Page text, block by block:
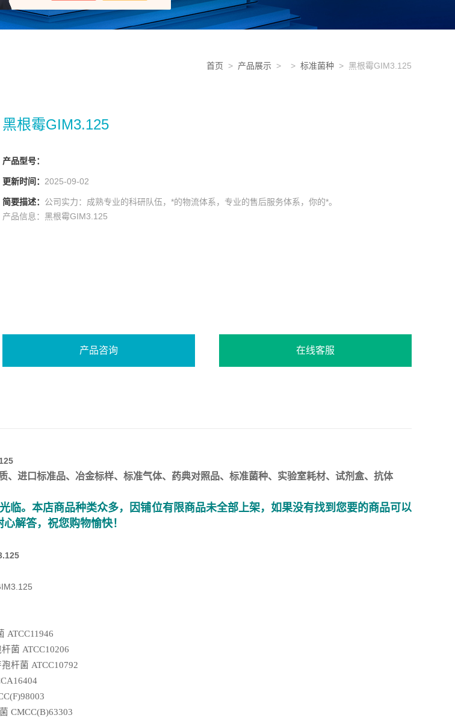
首页 > 产品展示 > > 标准菌种 > 黑根霉GIM3.125
黑根霉GIM3.125
产品型号：
更新时间： 2025-09-02
简要描述： 公司实力：成熟专业的科研队伍，*的物流体系，专业的售后服务体系，你的*。
产品信息：黑根霉GIM3.125
产品咨询 在线客服
、进口标准品、冶金标样、标准气体、药典对照品、标准菌种、实验室耗材、试剂盒、抗体
临。本店商品种类众多，因铺位有限商品未全部上架，如果没有找到您要的商品可以
解答，祝您购物愉快！
ATCC11946
菌 ATCC10206
杆菌 ATCC10792
CMCC(B)63303